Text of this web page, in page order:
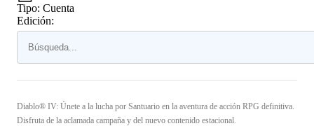
Tipo: Cuenta
Edición:
Diablo® IV: Únete a la lucha por Santuario en la aventura de acción RPG definitiva.
Disfruta de la aclamada campaña y del nuevo contenido estacional.